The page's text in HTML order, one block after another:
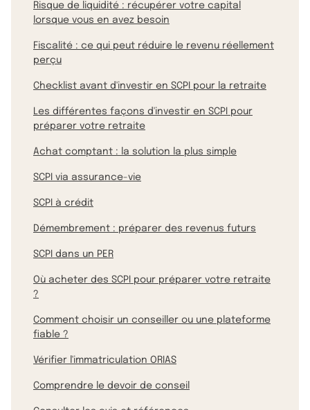
Risque de liquidité : récupérer votre capital
lorsque vous en avez besoin
Fiscalité : ce qui peut réduire le revenu réellement
perçu
Checklist avant d'investir en SCPI pour la retraite
Les différentes façons d'investir en SCPI pour
préparer votre retraite
Achat comptant : la solution la plus simple
SCPI via assurance-vie
SCPI à crédit
Démembrement : préparer des revenus futurs
SCPI dans un PER
Où acheter des SCPI pour préparer votre retraite
?
Comment choisir un conseiller ou une plateforme
fiable ?
Vérifier l'immatriculation ORIAS
Comprendre le devoir de conseil